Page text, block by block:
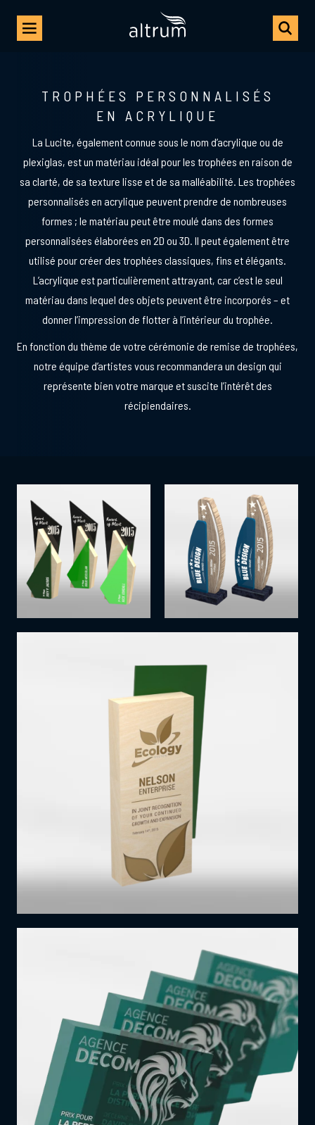
TROPHÉES PERSONNALISÉS
EN ACRYLIQUE
La Lucite, également connue sous le nom d’acrylique ou de
plexiglas, est un matériau idéal pour les trophées en raison de
sa clarté, de sa texture lisse et de sa malléabilité. Les trophées
personnalisés en acrylique peuvent prendre de nombreuses
formes ; le matériau peut être moulé dans des formes
personnalisées élaborées en 2D ou 3D. Il peut également être
utilisé pour créer des trophées classiques, fins et élégants.
L’acrylique est particulièrement attrayant, car c’est le seul
matériau dans lequel des objets peuvent être incorporés – et
donner l’impression de flotter à l’intérieur du trophée.
En fonction du thème de votre cérémonie de remise de trophées,
notre équipe d’artistes vous recommandera un design qui
représente bien votre marque et suscite l’intérêt des
récipiendaires.